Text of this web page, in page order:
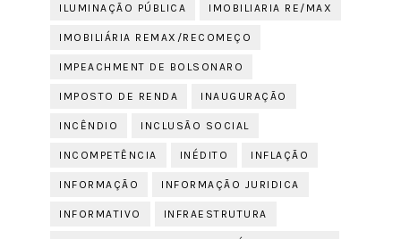
ILUMINAÇÃO PÚBLICA IMOBILIARIA RE/MAX
IMOBILIÁRIA REMAX/RECOMEÇO
IMPEACHMENT DE BOLSONARO
IMPOSTO DE RENDA INAUGURAÇÃO
INCÊNDIO INCLUSÃO SOCIAL
INCOMPETÊNCIA INÉDITO INFLAÇÃO
INFORMAÇÃO INFORMAÇÃO JURIDICA
INFORMATIVO INFRAESTRUTURA